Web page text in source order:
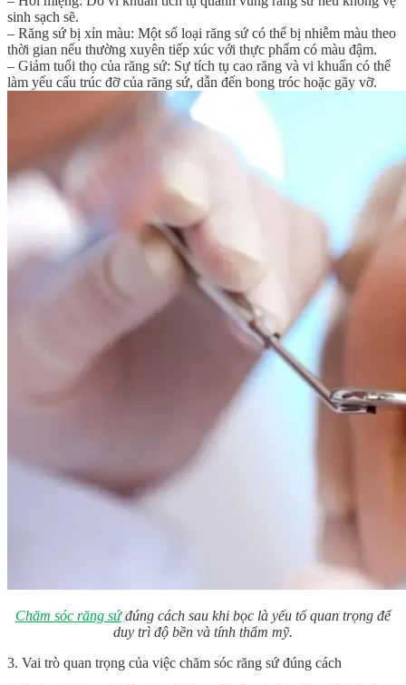
sinh sạch sẽ.
– Răng sứ bị xỉn màu: Một số loại răng sứ có thể bị nhiễm màu theo
thời gian nếu thường xuyên tiếp xúc với thực phẩm có màu đậm.
– Giảm tuổi thọ của răng sứ: Sự tích tụ cao răng và vi khuẩn có thể
làm yếu cấu trúc đỡ của răng sứ, dẫn đến bong tróc hoặc gãy vỡ.
Chăm sóc răng sứđúng cách sau khi bọc là yếu tố quan trọng để
duy trì độ bền và tính thẩm mỹ.
3. Vai trò quan trọng của việc chăm sóc răng sứ đúng cách